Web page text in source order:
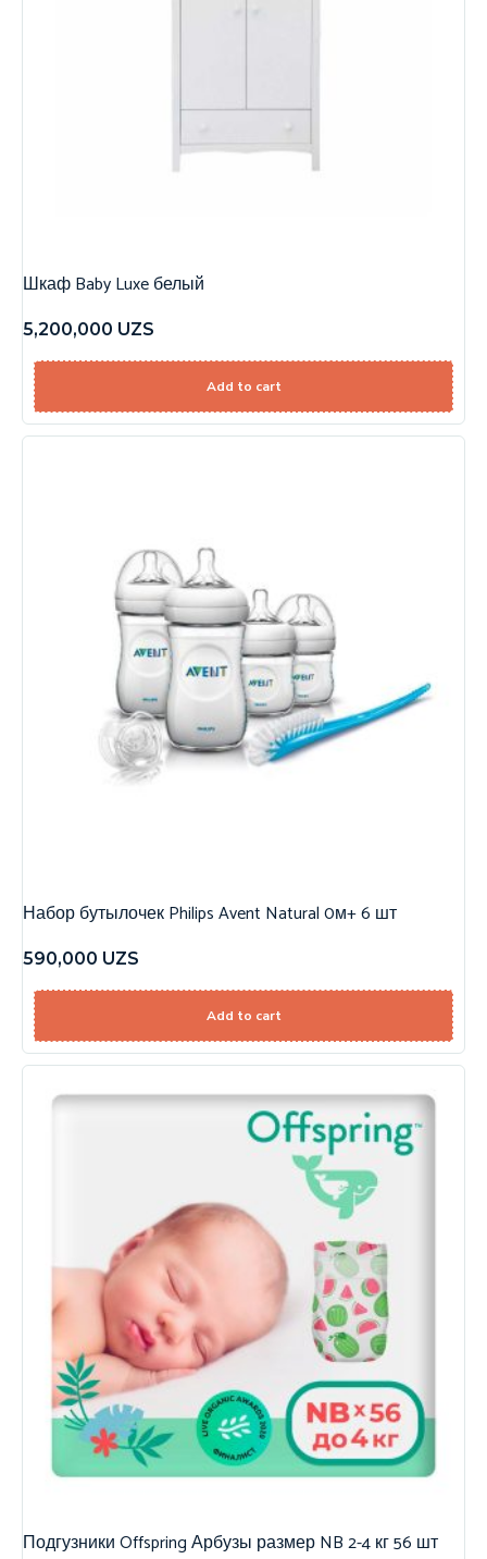
Шкаф Baby Luxe белый
5,200,000 UZS
Add to cart
Набор бутылочек Philips Avent Natural 0м+ 6 шт
590,000 UZS
Add to cart
Подгузники Offspring Арбузы размер NB 2-4 кг 56 шт